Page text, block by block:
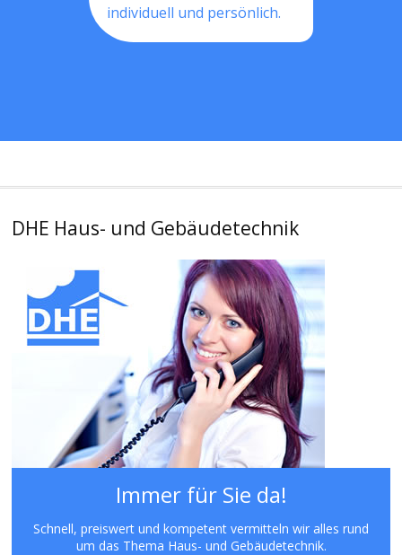
individuell und persönlich.
DHE Haus- und Gebäudetechnik
Immer für Sie da!
Schnell, preiswert und kompetent vermitteln wir alles rund
um das Thema Haus- und Gebäudetechnik.